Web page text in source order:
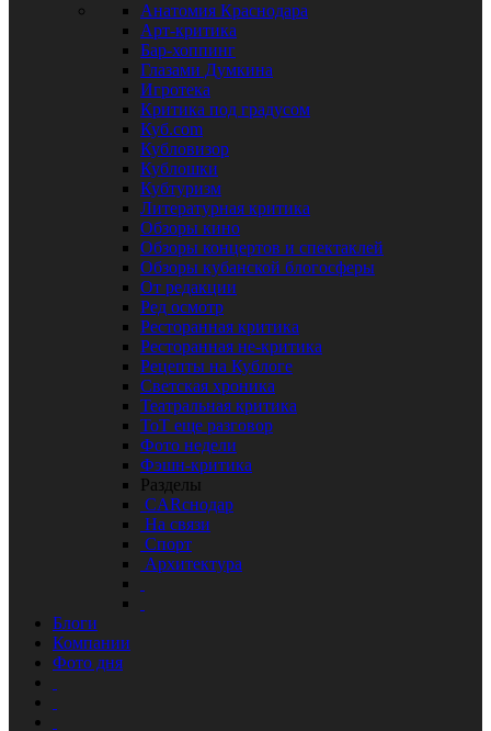
Анатомия Краснодара
Арт-критика
Бар-хоппинг
Глазами Думкина
Игротека
Критика под градусом
Куб.com
Кубловизор
Кублошки
Кубтуризм
Литературная критика
Обзоры кино
Обзоры концертов и спектаклей
Обзоры кубанской блогосферы
От редакции
Ред осмотр
Ресторанная критика
Ресторанная не-критика
Рецепты на Кублоге
Светская хроника
Театральная критика
ТоТ еще разговор
Фото недели
Фэшн-критика
Разделы
CARснодар
На связи
Спорт
Архитектура
Блоги
Компании
Фото дня